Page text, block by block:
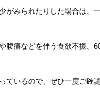
がみられたりした場合は、
腹痛などを伴う食欲不振、
ているので、ぜひ一度ご確